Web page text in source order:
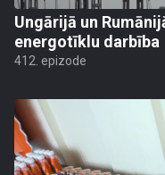
Ungārijā un
energotīklu darbība
412. epizode